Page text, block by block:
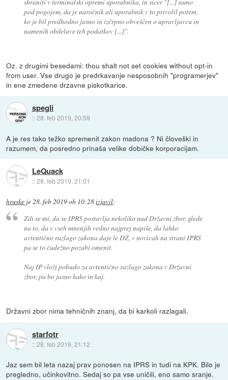
pod pogojem, da je naročnik ali uporabnik v to privolil potem,
ko je bil predhodno jasno in izčrpno obveščen o upravljavcu in
namenih obdelave teh podatkov[...]".
Oz. z drugimi besedami: thou shalt not set cookies without opt-in
from user. Vse drugo je predrkavanje nesposobnih "programerjev"
in ene zmedene drzavne piskotkarice.
spegli
::28. feb 2019, 20:59
A je res tako težko spremenit zakon madona ? Ni človeški in
razumem, da posredno prinaša velike dobičke korporacijam.
LeQuack
::28. feb 2019, 21:01
hruske je28. feb 2019 ob 10:28izjavil:
Zdi se mi, da se IPRS postavlja nekoliko nad Državni zbor, glede
na to, da v vseh mnenjih vedno najprej napiše, da lahko
avtentično razlago zakona daje le DZ, v novicah na strani IPRS
pa se to čudežno pozabi omenit.
Naj IP vloži pobudo za avtentično razlago zakona v Državni
zbor, pa bo jasno kako in kaj.
Državni zbor nima tehničnih znanj, da bi karkoli razlagali.
starfotr
::28. feb 2019, 21:12
Jaz sem bil leta nazaj prav ponosen na IPRS in tudi na KPK. Bilo je
pregledno, učinkovitno. Sedaj so pa vse uničili, eno samo sranje.